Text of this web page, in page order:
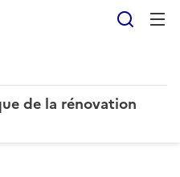
de la rénovation